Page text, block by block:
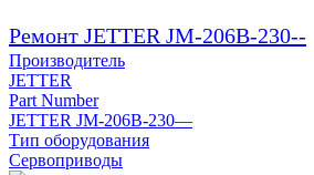
Ремонт JETTER JM-206B-230--
Производитель
JETTER
Part Number
JETTER JM-206B-230—
Тип оборудования
Сервоприводы